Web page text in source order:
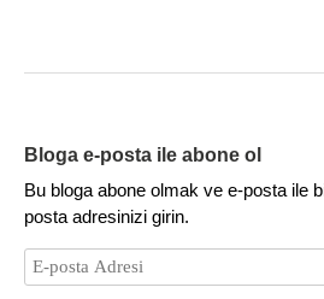
Bloga e-posta ile abone ol
Bu bloga abone olmak ve e-posta ile
posta adresinizi girin.